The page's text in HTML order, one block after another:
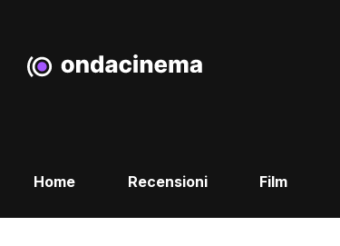
Home Recensioni Film